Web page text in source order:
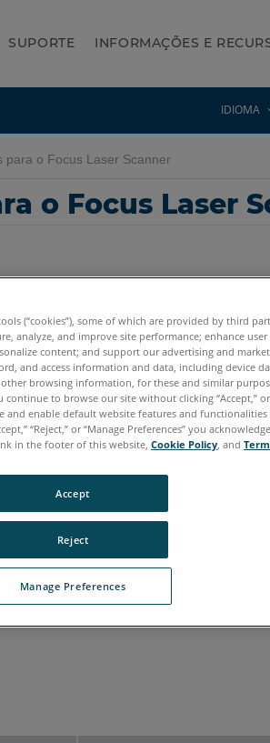
SUPORTE INFORMAÇÕES E
IDIOMA
para o Focus Laser Scanner
o Focus Laser
Focus S Plus Focus M Focus3D Focus3D X
Premium Max
(“cookies”), some of which are provided by third
analyze, and improve site performance; enhance user
content; and support our advertising and
and access information and data, including device
browsing information, for these and similar
continue to browse our site without clicking “Accept,”
and enable default website features and
“Reject,” or “Manage Preferences” you
in the footer of this website, Cookie Policy, and
Manage Preferences
Reject
Accept